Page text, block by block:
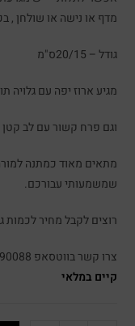
מדף או נישה או שולחן ,
גודל – 20/15ס"מ
מגיע ארוז יפה עם גלויה
וגם פרח קשור עם לב
מתאים מאוד כמתנה
שמשמעותי עבורכם.
רוצים לקבל מחיר לכמות
צרו קשר בווטסאפ 0505990088
קיים במלאי